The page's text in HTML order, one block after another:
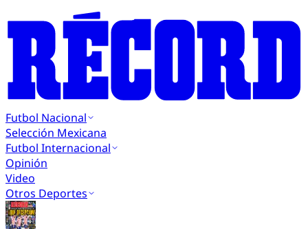
Futbol Nacional
Selección Mexicana
Futbol Internacional
Opinión
Video
Otros Deportes